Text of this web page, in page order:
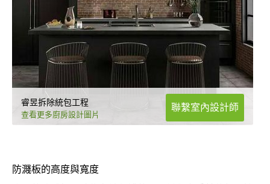
睿昱拆除統包工程
查看更多廚房設計圖片
聯繫室內設計師
防濺板的高度與寬度